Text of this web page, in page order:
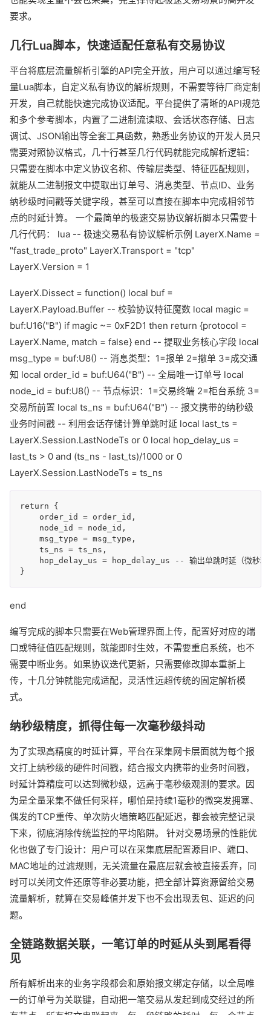
要求。
几行Lua脚本，快速适配任意私有交易协议
平台将底层流量解析引擎的API完全开放，用户可以通过编写轻
量Lua脚本，自定义私有协议的解析规则，不需要等待厂商定制
开发，自己就能快速完成协议适配。平台提供了清晰的API规范
和多个参考脚本，内置了二进制流读取、会话状态存储、日志
调试、JSON输出等全套工具函数，熟悉业务协议的开发人员只
需要对照协议格式，几十行甚至几行代码就能完成解析逻辑：
只需要在脚本中定义协议名称、传输层类型、特征匹配规则，
就能从二进制报文中提取出订单号、消息类型、节点ID、业务
纳秒级时间戳等关键字段，甚至可以直接在脚本中完成相邻节
点的时延计算。 一个最简单的极速交易协议解析脚本只需要十
几行代码： lua -- 极速交易私有协议解析示例 LayerX.Name =
"fast_trade_proto" LayerX.Transport = "tcp"
LayerX.Version = 1
LayerX.Dissect = function() local buf =
LayerX.Payload.Buffer -- 校验协议特征魔数 local magic =
buf:U16("B") if magic ~= 0xF2D1 then return {protocol =
LayerX.Name, match = false} end -- 提取业务核心字段 local
msg_type = buf:U8() -- 消息类型：1=报单 2=撤单 3=成交通
知 local order_id = buf:U64("B") -- 全局唯一订单号 local
node_id = buf:U8() -- 节点标识：1=交易终端 2=柜台系统 3=
交易所前置 local ts_ns = buf:U64("B") -- 报文携带的纳秒级
业务时间戳 -- 利用会话存储计算单跳时延 local last_ts =
LayerX.Session.LastNodeTs or 0 local hop_delay_us =
last_ts > 0 and (ts_ns - last_ts)/1000 or 0
LayerX.Session.LastNodeTs = ts_ns
return {
    order_id = order_id,
    node_id = node_id,
    msg_type = msg_type,
    ts_ns = ts_ns,
hop_delay_us = hop_delay_us -- 输出单跳时延（微秒精
end
编写完成的脚本只需要在Web管理界面上传，配置好对应的端
口或特征值匹配规则，就能即时生效，不需要重启系统，也不
需要中断业务。如果协议迭代更新，只需要修改脚本重新上
传，十几分钟就能完成适配，灵活性远超传统的固定解析模
式。
纳秒级精度，抓得住每一次毫秒级抖动
为了实现高精度的时延计算，平台在采集网卡层面就为每个报
文打上纳秒级的硬件时间戳，结合报文内携带的业务时间戳，
时延计算精度可以达到微秒级，远高于毫秒级观测的要求。因
为是全量采集不做任何采样，哪怕是持续1毫秒的微突发拥塞、
偶发的TCP重传、单次防火墙策略匹配延迟，都会被完整记录
下来，彻底消除传统监控的平均陷阱。 针对交易场景的性能优
化也做了专门设计：用户可以在采集底层配置源目IP、端口、
MAC地址的过滤规则，无关流量在最底层就会被直接丢弃，同
时可以关闭文件还原等非必要功能，把全部计算资源留给交易
流量解析，就算在交易峰值并发下也不会出现丢包、延迟的问
题。
全链路数据关联，一笔订单的时延从头到尾看得
见
所有解析出来的业务字段都会和原始报文绑定存储，以全局唯
一的订单号为关联键，自动把一笔交易从发起到成交经过的所